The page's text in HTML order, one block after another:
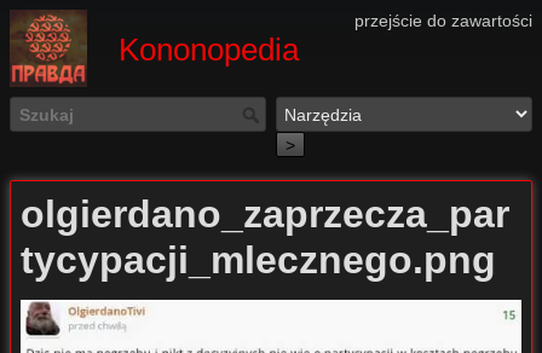
przejście do zawartości
Kononopedia
>
olgierdano_zaprzecza_par
tycypacji_mlecznego.png